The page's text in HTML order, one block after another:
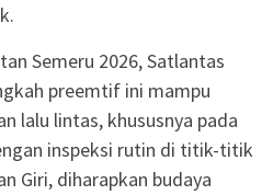
Semeru 2026, Satlantas
preemtif ini mampu
lalu lintas, khususnya pada
inspeksi rutin di titik-titik
Giri, diharapkan budaya